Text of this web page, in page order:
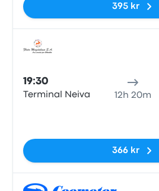
395 kr
19:30
Terminal Neiva 12h 20m
366 kr